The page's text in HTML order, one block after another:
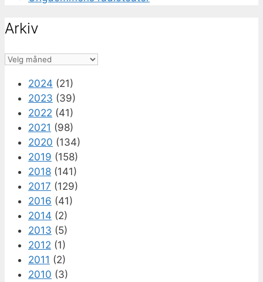
Arkiv
Arkiv
2024 (21)
2023 (39)
2022 (41)
2021 (98)
2020 (134)
2019 (158)
2018 (141)
2017 (129)
2016 (41)
2014 (2)
2013 (5)
2012 (1)
2011 (2)
2010 (3)